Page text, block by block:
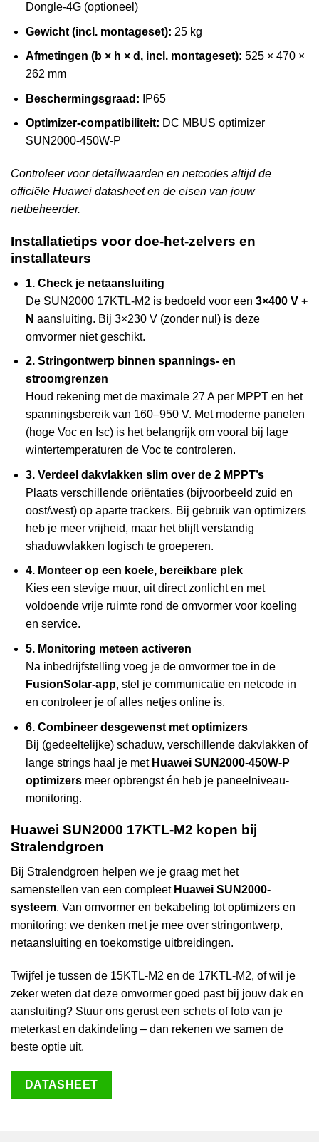
Dongle-4G (optioneel)
Gewicht (incl. montageset): 25 kg
Afmetingen (b × h × d, incl. montageset): 525 × 470 ×
262 mm
Beschermingsgraad: IP65
Optimizer-compatibiliteit: DC MBUS optimizer
SUN2000-450W-P
Controleer voor detailwaarden en netcodes altijd de
officiële Huawei datasheet en de eisen van jouw
netbeheerder.
Installatietips voor doe-het-zelvers en
installateurs
1. Check je netaansluiting
De SUN2000 17KTL-M2 is bedoeld voor een 3×400 V +
N aansluiting. Bij 3×230 V (zonder nul) is deze
omvormer niet geschikt.
2. Stringontwerp binnen spannings- en
stroomgrenzen
Houd rekening met de maximale 27 A per MPPT en het
spanningsbereik van 160–950 V. Met moderne panelen
(hoge Voc en Isc) is het belangrijk om vooral bij lage
wintertemperaturen de Voc te controleren.
3. Verdeel dakvlakken slim over de 2 MPPT’s
Plaats verschillende oriëntaties (bijvoorbeeld zuid en
oost/west) op aparte trackers. Bij gebruik van optimizers
heb je meer vrijheid, maar het blijft verstandig
shaduwvlakken logisch te groeperen.
4. Monteer op een koele, bereikbare plek
Kies een stevige muur, uit direct zonlicht en met
voldoende vrije ruimte rond de omvormer voor koeling
en service.
5. Monitoring meteen activeren
Na inbedrijfstelling voeg je de omvormer toe in de
FusionSolar-app, stel je communicatie en netcode in
en controleer je of alles netjes online is.
6. Combineer desgewenst met optimizers
Bij (gedeeltelijke) schaduw, verschillende dakvlakken of
lange strings haal je met Huawei SUN2000-450W-P
optimizersmeer opbrengst én heb je paneelniveau-
monitoring.
Huawei SUN2000 17KTL-M2 kopen bij
Stralendgroen
Bij Stralendgroen helpen we je graag met het
samenstellen van een compleet Huawei SUN2000-
systeem. Van omvormer en bekabeling tot optimizers en
monitoring: we denken met je mee over stringontwerp,
netaansluiting en toekomstige uitbreidingen.
Twijfel je tussen de 15KTL-M2 en de 17KTL-M2, of wil je
zeker weten dat deze omvormer goed past bij jouw dak en
aansluiting? Stuur ons gerust een schets of foto van je
meterkast en dakindeling – dan rekenen we samen de
beste optie uit.
DATASHEET